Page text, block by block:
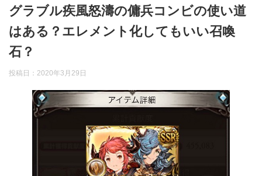
グラブル疾風怒濤の傭兵コンビの使い道
はある？エレメント化してもいい召喚
石？
投稿日： 2020年3月29日